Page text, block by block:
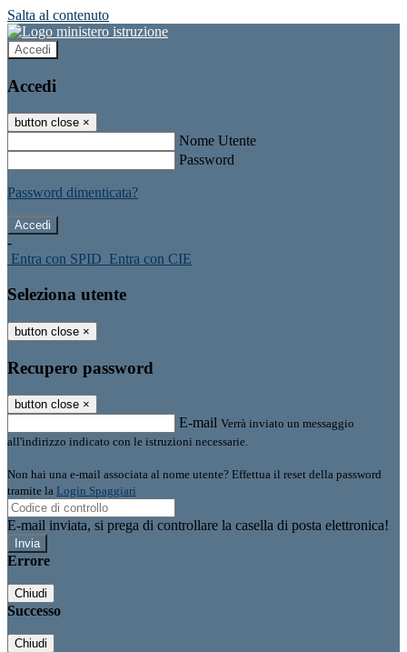
Salta al contenuto
Accedi
Accedi
button close ×
Nome Utente
Password
Password dimenticata?
-
Entra con SPID Entra con CIE
Seleziona utente
button close ×
Recupero password
button close ×
E-mail Verrà inviato un messaggio
all'indirizzo indicato con le istruzioni necessarie.
Non hai una e-mail associata al nome utente? Effettua il reset della password
tramite la Login Spaggiari
E-mail inviata, si prega di controllare la casella di posta elettronica!
Errore
Chiudi
Successo
Chiudi